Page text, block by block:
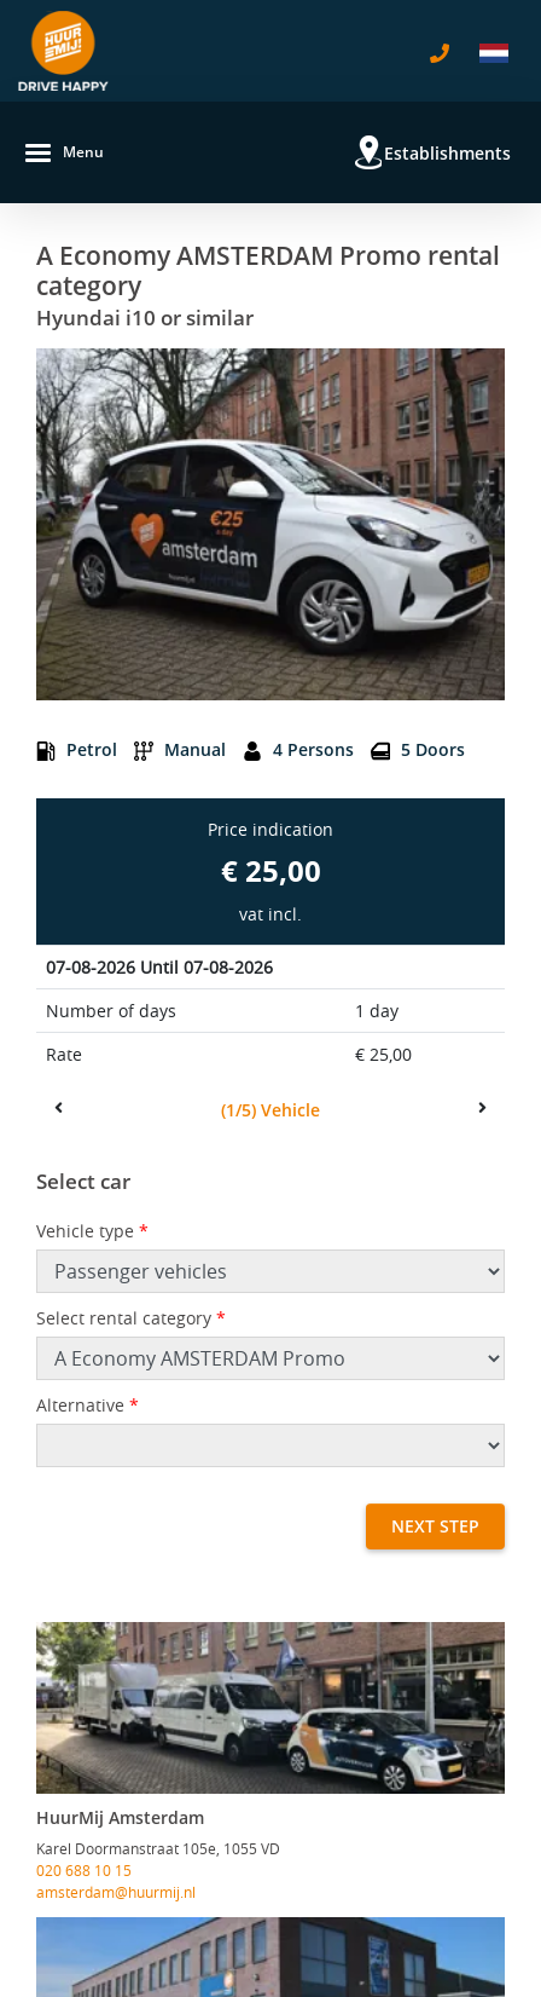
Menu Establishments
(1/5) Vehicle
Select car
Vehicle type *
Select rental category *
Alternative *
NEXT STEP
A Economy AMSTERDAM Promo rental
category
Hyundai i10 or similar
Petrol
Manual 4 Persons 5 Doors
Price indication
€ 25,00
vat incl.
07-08-2026 Until 07-08-2026
Number of days
1 day
Rate
€ 25,00
HuurMij Amsterdam
Karel Doormanstraat 105e, 1055 VD
020 688 10 15
amsterdam@huurmij.nl